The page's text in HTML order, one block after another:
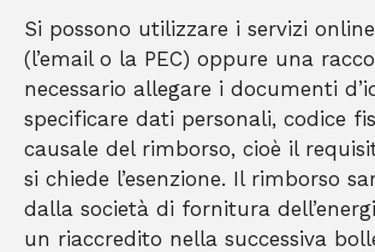
Si possono utilizzare i servizi
(l’email o la PEC) oppure una
necessario allegare i documenti
specificare dati personali, codice
causale del rimborso, cioè il
si chiede l’esenzione. Il rimborso
dalla società di fornitura
un riaccredito nella successiva